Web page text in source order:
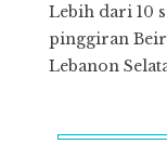
Lebih dari 10
pinggiran
Lebanon